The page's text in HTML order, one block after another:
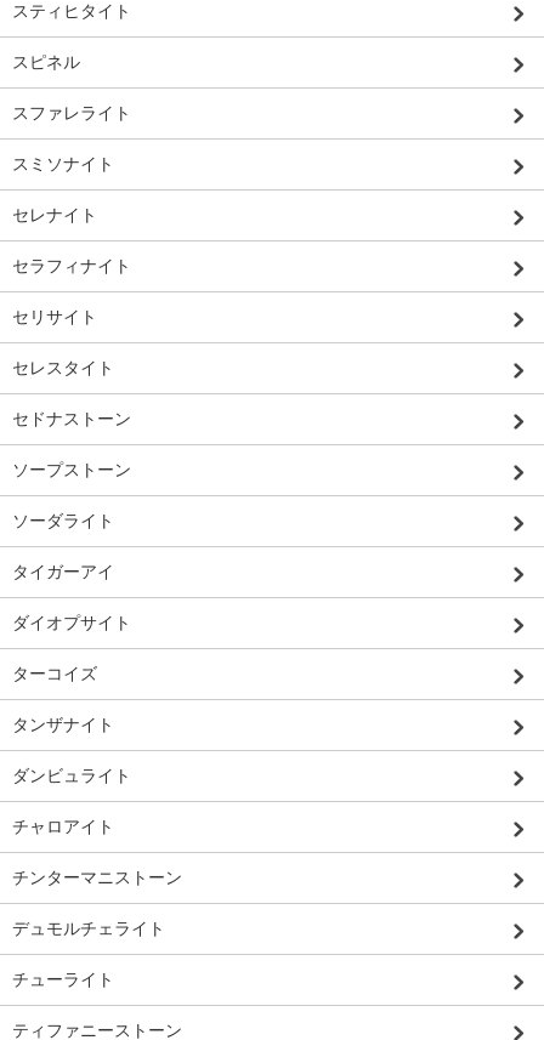
スティヒタイト
スピネル
スファレライト
スミソナイト
セレナイト
セラフィナイト
セリサイト
セレスタイト
セドナストーン
ソープストーン
ソーダライト
タイガーアイ
ダイオプサイト
ターコイズ
タンザナイト
ダンビュライト
チャロアイト
チンターマニストーン
デュモルチェライト
チューライト
ティファニーストーン